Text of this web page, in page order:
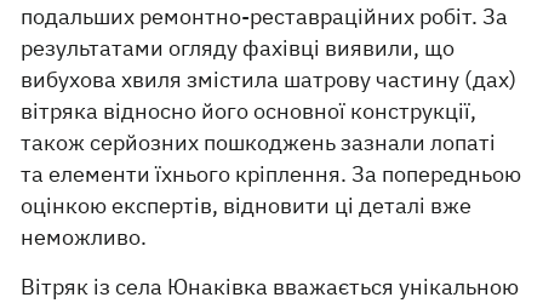
подальших ремонтно-реставраційних робіт. За
результатами огляду фахівці виявили, що
вибухова хвиля змістила шатрову частину (дах)
вітряка відносно його основної конструкції,
також серйозних пошкоджень зазнали лопаті
та елементи їхнього кріплення. За попередньою
оцінкою експертів, відновити ці деталі вже
неможливо.
Вітряк із села Юнаківка вважається унікальною